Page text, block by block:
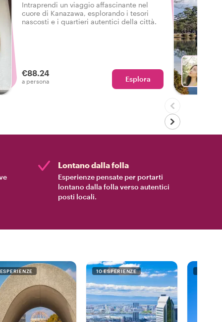
Intraprendi un viaggio affascinante nel
cuore di Kanazawa, esplorando i tesori
nascosti e i quartieri autentici della città.
€88.24
a persona Esplora
Lontano dalla folla
Esperienze pensate per portarti
lontano dalla folla verso autentici
posti locali.
10 ESPERIENZE